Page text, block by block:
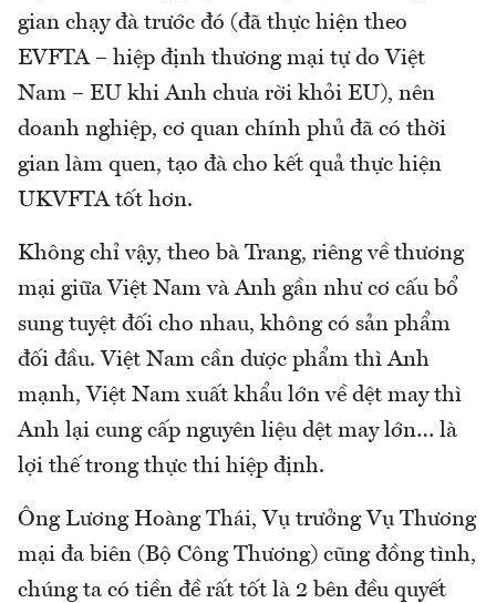
gian chạy đà trước đó (đã thực hiện theo
EVFTA – hiệp định thương mại tự do Việt
Nam – EU khi Anh chưa rời khỏi EU), nên
doanh nghiệp, cơ quan chính phủ đã có thời
gian làm quen, tạo đà cho kết quả thực hiện
UKVFTA tốt hơn.
Không chỉ vậy, theo bà Trang, riêng về thương
mại giữa Việt Nam và Anh gần như cơ cấu bổ
sung tuyệt đối cho nhau, không có sản phẩm
đối đầu. Việt Nam cần dược phẩm thì Anh
mạnh, Việt Nam xuất khẩu lớn về dệt may thì
Anh lại cung cấp nguyên liệu dệt may lớn… là
lợi thế trong thực thi hiệp định.
Ông Lương Hoàng Thái, Vụ trưởng Vụ Thương
mại đa biên (Bộ Công Thương) cũng đồng tình,
chúng ta có tiền đề rất tốt là 2 bên đều quyết